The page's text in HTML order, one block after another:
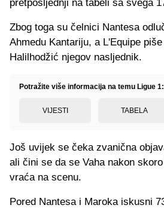
pretposljednji na tabeli sa svega
Zbog toga su čelnici Nantesa
Ahmedu Kantariju, a L'Equipe
Halilhodžić njegov nasljednik.
Potražite više informacija na temu Ligue 1:
VIJESTI TABELA
Još uvijek se čeka zvanična
ali čini se da se Vaha nakon
vraća na scenu.
Pored Nantesa i Maroka iskusni